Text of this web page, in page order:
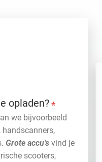
opladen?*
we bijvoorbeeld
handscanners,
Grote accu’s vind je
scooters,